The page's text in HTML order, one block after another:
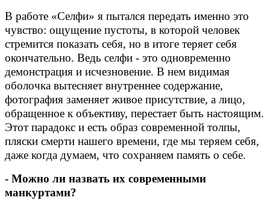
В работе «Селфи» я пытался передать именно это
чувство: ощущение пустоты, в которой человек
стремится показать себя, но в итоге теряет себя
окончательно. Ведь селфи - это одновременно
демонстрация и исчезновение. В нем видимая
оболочка вытесняет внутреннее содержание,
фотография заменяет живое присутствие, а лицо,
обращенное к объективу, перестает быть настоящим.
Этот парадокс и есть образ современной толпы,
пляски смерти нашего времени, где мы теряем себя,
даже когда думаем, что сохраняем память о себе.
- Можно ли назвать их современными
манкуртами?